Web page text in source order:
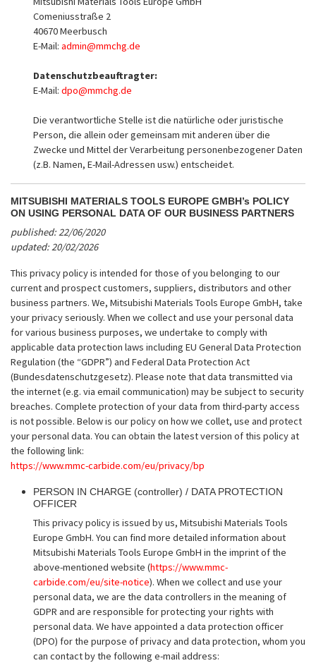
Comeniusstraße 2
40670 Meerbusch
E-Mail: admin@mmchg.de
Datenschutzbeauftragter:
E-Mail: dpo@mmchg.de
Die verantwortliche Stelle ist die natürliche oder juristische
Person, die allein oder gemeinsam mit anderen über die
Zwecke und Mittel der Verarbeitung personenbezogener Daten
(z.B. Namen, E-Mail-Adressen usw.) entscheidet.
MITSUBISHI MATERIALS TOOLS EUROPE GMBH’s POLICY
ON USING PERSONAL DATA OF OUR BUSINESS PARTNERS
published: 22/06/2020
updated: 20/02/2026
This privacy policy is intended for those of you belonging to our
current and prospect customers, suppliers, distributors and other
business partners. We, Mitsubishi Materials Tools Europe GmbH, take
your privacy seriously. When we collect and use your personal data
for various business purposes, we undertake to comply with
applicable data protection laws including EU General Data Protection
Regulation (the “GDPR”) and Federal Data Protection Act
(Bundesdatenschutzgesetz). Please note that data transmitted via
the internet (e.g. via email communication) may be subject to security
breaches. Complete protection of your data from third-party access
is not possible. Below is our policy on how we collet, use and protect
your personal data. You can obtain the latest version of this policy at
the following link:
https://www.mmc-carbide.com/eu/privacy/bp
PERSON IN CHARGE (controller) / DATA PROTECTION
OFFICER
This privacy policy is issued by us, Mitsubishi Materials Tools
Europe GmbH. You can find more detailed information about
Mitsubishi Materials Tools Europe GmbH in the imprint of the
above-mentioned website (https://www.mmc-
carbide.com/eu/site-notice). When we collect and use your
personal data, we are the data controllers in the meaning of
GDPR and are responsible for protecting your rights with
personal data. We have appointed a data protection officer
(DPO) for the purpose of privacy and data protection, whom you
can contact by the following e-mail address: